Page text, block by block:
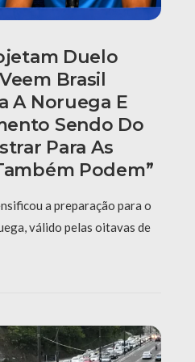
Duelo
Brasil
A Noruega E
Sendo Do
Para As
Podem”
a preparação para o
válido pelas oitavas de